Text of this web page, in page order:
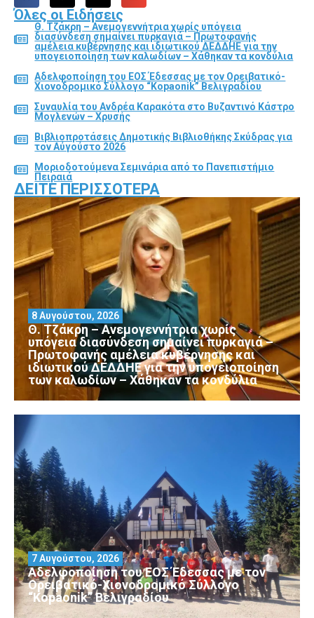
Όλες οι Ειδήσεις
Θ. Τζάκρη – Ανεμογεννήτρια χωρίς υπόγεια
διασύνδεση σημαίνει πυρκαγιά – Πρωτοφανής
αμέλεια κυβέρνησης και ιδιωτικού ΔΕΔΔΗΕ για την
υπογειοποίηση των καλωδίων – Χάθηκαν τα κονδύλια
Αδελφοποίηση του ΕΟΣ Έδεσσας με τον Ορειβατικό-
Χιονοδρομικό Σύλλογο “Kopaonik” Βελιγραδίου
Συναυλία του Ανδρέα Καρακότα στο Βυζαντινό Κάστρο
Μογλενών – Χρυσής
Βιβλιοπροτάσεις Δημοτικής Βιβλιοθήκης Σκύδρας για
τον Αύγούστο 2026
Μοριοδοτούμενα Σεμινάρια από το Πανεπιστήμιο
Πειραιά
ΔΕΊΤΕ ΠΕΡΙΣΣΌΤΕΡΑ
Θ. Τζάκρη – Ανεμογεννήτρια χωρίς
υπόγεια διασύνδεση σημαίνει πυρκαγιά –
Πρωτοφανής αμέλεια κυβέρνησης και
ιδιωτικού ΔΕΔΔΗΕ για την υπογειοποίηση
των καλωδίων – Χάθηκαν τα κονδύλια
8 Αυγούστου, 2026
Αδελφοποίηση του ΕΟΣ Έδεσσας με τον
Ορειβατικό-Χιονοδρομικό Σύλλογο
“Kopaonik” Βελιγραδίου
7 Αυγούστου, 2026